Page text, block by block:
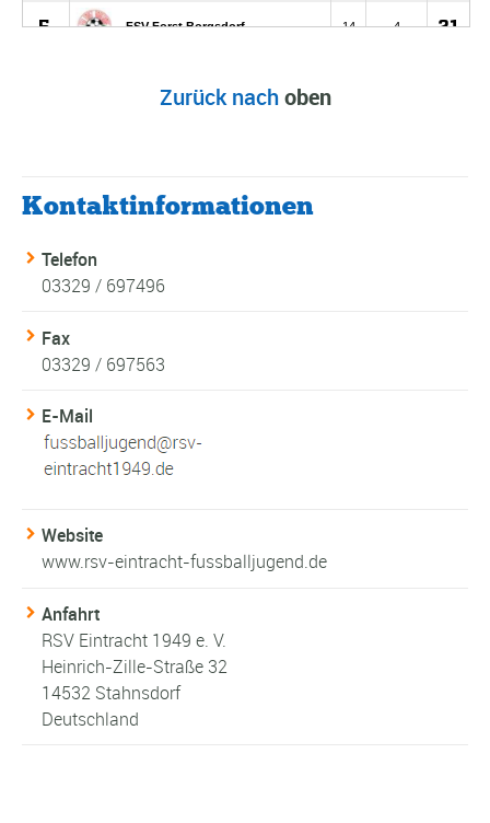
Zurück nachoben
Kontaktinformationen
Telefon
03329 / 697496
Fax
03329 / 697563
E-Mail
Website
www.rsv-eintracht-fussballjugend.de
Anfahrt
RSV Eintracht 1949 e. V.
Heinrich-Zille-Straße 32
14532 Stahnsdorf
Deutschland